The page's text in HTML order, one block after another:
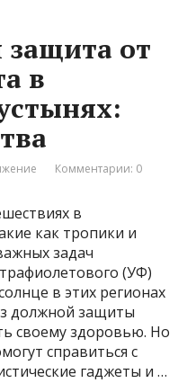
от
в
Комментарии: 0
в
как тропики и
задач
(УФ)
в этих регионах
должной защиты
своему здоровью. Но
справиться с
гаджеты и …